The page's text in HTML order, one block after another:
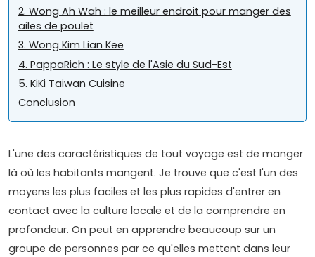
2. Wong Ah Wah : le meilleur endroit pour manger des
ailes de poulet
3. Wong Kim Lian Kee
4. PappaRich : Le style de l'Asie du Sud-Est
5. KiKi Taiwan Cuisine
Conclusion
L'une des caractéristiques de tout voyage est de manger
là où les habitants mangent. Je trouve que c'est l'un des
moyens les plus faciles et les plus rapides d'entrer en
contact avec la culture locale et de la comprendre en
profondeur. On peut en apprendre beaucoup sur un
groupe de personnes par ce qu'elles mettent dans leur